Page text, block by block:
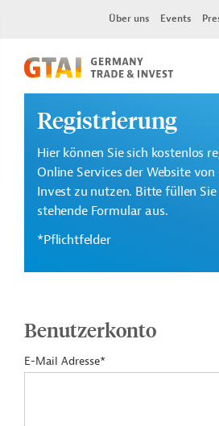
Über uns Events
Registrierung
Hier können Sie sich kostenlos
Online Services der Website
Invest zu nutzen. Bitte füllen
stehende Formular aus.
*Pflichtfelder
Benutzerkonto
E-Mail Adresse*